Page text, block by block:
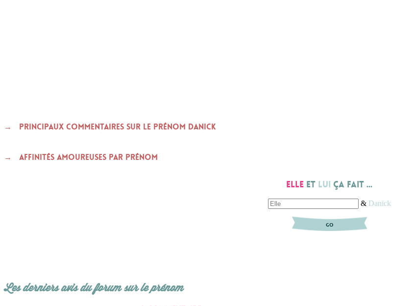
Principaux commentaires sur le prénom DANICK
Affinités amoureuses par prénom
Elle et lui ça fait ...
& Danick
GO
Les derniers avis du forum sur le prénom